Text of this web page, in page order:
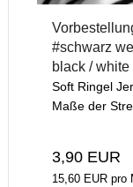
#schwarz
black /
Soft Ringel
Maße der
3,90 EUR
15,60 EUR pro